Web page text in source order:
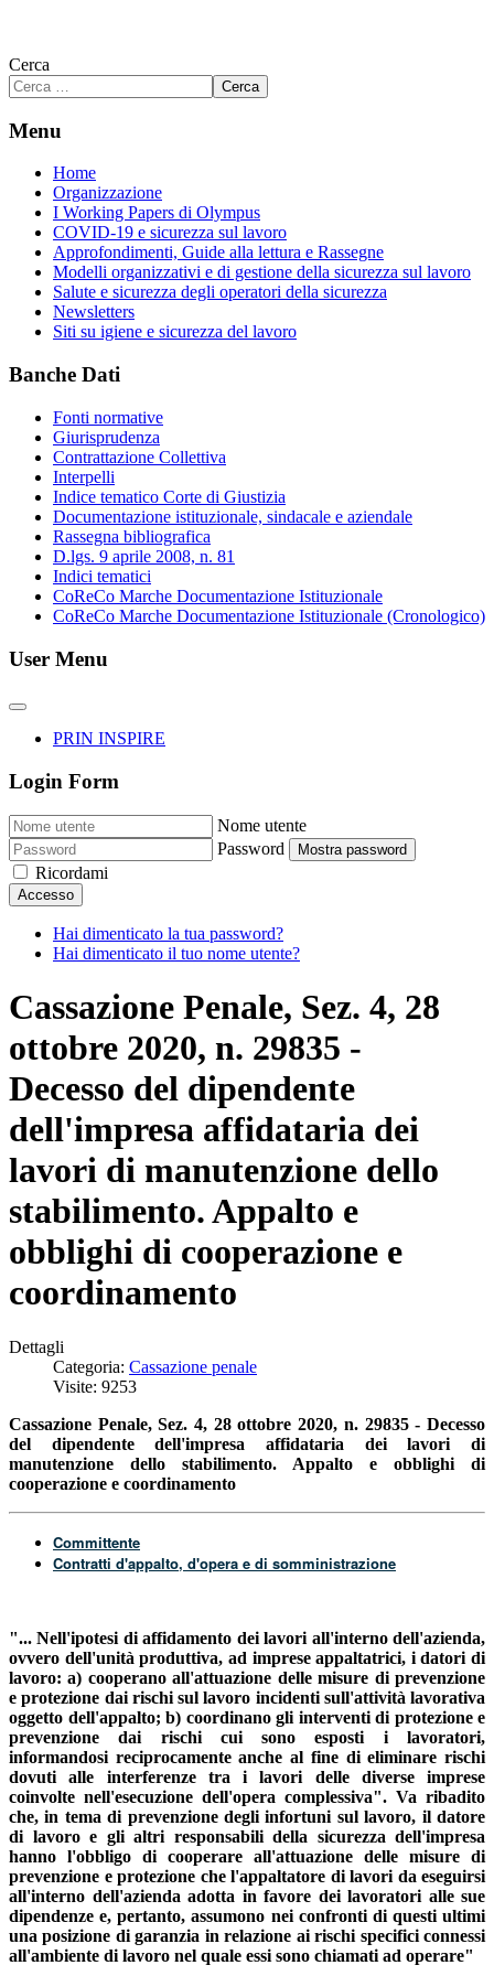
Cerca
Cerca
Menu
Home
Organizzazione
I Working Papers di Olympus
COVID-19 e sicurezza sul lavoro
Approfondimenti, Guide alla lettura e Rassegne
Modelli organizzativi e di gestione della sicurezza sul lavoro
Salute e sicurezza degli operatori della sicurezza
Newsletters
Siti su igiene e sicurezza del lavoro
Banche Dati
Fonti normative
Giurisprudenza
Contrattazione Collettiva
Interpelli
Indice tematico Corte di Giustizia
Documentazione istituzionale, sindacale e aziendale
Rassegna bibliografica
D.lgs. 9 aprile 2008, n. 81
Indici tematici
CoReCo Marche Documentazione Istituzionale
CoReCo Marche Documentazione Istituzionale (Cronologico)
User Menu
PRIN INSPIRE
Login Form
Nome utente
Password
Mostra password
Ricordami
Accesso
Hai dimenticato la tua password?
Hai dimenticato il tuo nome utente?
Cassazione Penale, Sez. 4, 28
ottobre 2020, n. 29835 -
Decesso del dipendente
dell'impresa affidataria dei
lavori di manutenzione dello
stabilimento. Appalto e
obblighi di cooperazione e
coordinamento
Dettagli
Categoria: Cassazione penale
Visite: 9253
Cassazione Penale, Sez. 4, 28 ottobre 2020, n. 29835 - Decesso
del dipendente dell'impresa affidataria dei lavori di
manutenzione dello stabilimento. Appalto e obblighi di
cooperazione e coordinamento
Committente
Contratti d'appalto, d'opera e di somministrazione
"... Nell'ipotesi di affidamento dei lavori all'interno dell'azienda,
ovvero dell'unità produttiva, ad imprese appaltatrici, i datori di
lavoro: a) cooperano all'attuazione delle misure di prevenzione
e protezione dai rischi sul lavoro incidenti sull'attività lavorativa
oggetto dell'appalto; b) coordinano gli interventi di protezione e
prevenzione dai rischi cui sono esposti i lavoratori,
informandosi reciprocamente anche al fine di eliminare rischi
dovuti alle interferenze tra i lavori delle diverse imprese
coinvolte nell'esecuzione dell'opera complessiva". Va ribadito
che, in tema di prevenzione degli infortuni sul lavoro, il datore
di lavoro e gli altri responsabili della sicurezza dell'impresa
hanno l'obbligo di cooperare all'attuazione delle misure di
prevenzione e protezione che l'appaltatore di lavori da eseguirsi
all'interno dell'azienda adotta in favore dei lavoratori alle sue
dipendenze e, pertanto, assumono nei confronti di questi ultimi
una posizione di garanzia in relazione ai rischi specifici connessi
all'ambiente di lavoro nel quale essi sono chiamati ad operare"